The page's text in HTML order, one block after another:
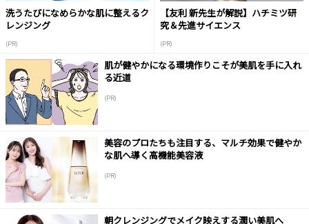
洗うたびになめらかな肌に整えるク
レンジング
(PR)
【友利 新先生が解説】ハチミツ研
究＆先進サイエンス
(PR)
肌が健やかになる環境作りこそが美肌を手に入れ
る近道
(PR)
美容のプロたちも注目する、マルチ効果で健やか
な肌へ導く高機能美容液
(PR)
朝クレンジングでメイク映えする潤い美肌へ